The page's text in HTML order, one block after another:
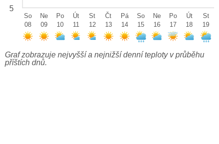
5
So
08
Ne
09
Po
10
Út
11
St
12
Čt
13
Pá
14
So
15
Ne
16
Po
17
Út
18
St
19
Graf zobrazuje nejvyšší a nejnižší denní teploty v průběhu
příštích dnů.